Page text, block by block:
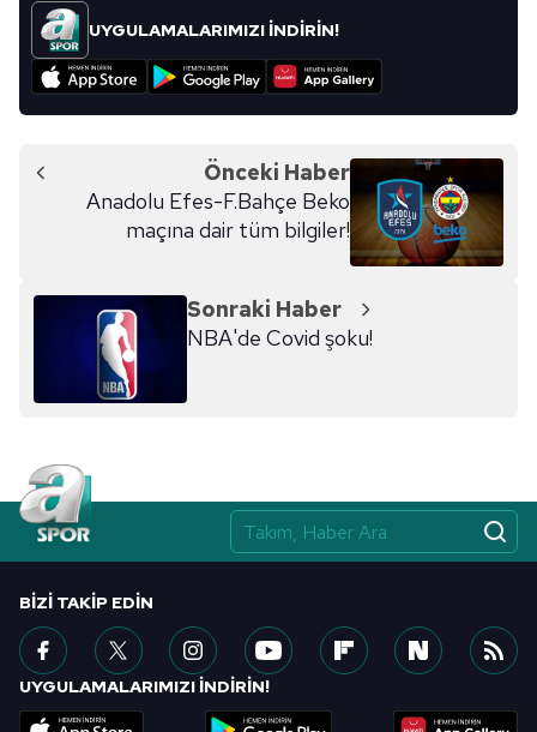
UYGULAMALARIMIZI İNDİRİN!
Önceki Haber
Anadolu Efes-F.Bahçe Beko
maçına dair tüm bilgiler!
Sonraki Haber
NBA'de Covid şoku!
BIZI TAKIP EDIN
UYGULAMALARIMIZI İNDİRİN!